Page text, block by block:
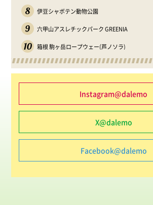
8 伊豆シャボテン動物公園
9 六甲山アスレチックパーク GREENIA
10 箱根 駒ヶ岳ロープウェー(芦ノソラ)
Instagram@dalemo
X@dalemo
Facebook@dalemo